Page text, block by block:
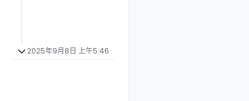
2025年9月8日 上午5:46